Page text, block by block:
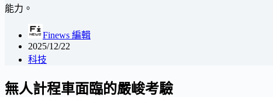
能力。
Finews 編輯
2025/12/22
科技
無人計程車面臨的嚴峻考驗